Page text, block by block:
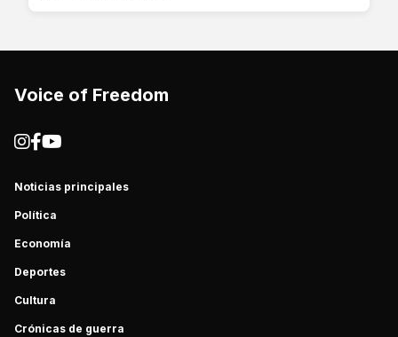
Voice of Freedom
Noticias principales
Política
Economía
Deportes
Cultura
Crónicas de guerra